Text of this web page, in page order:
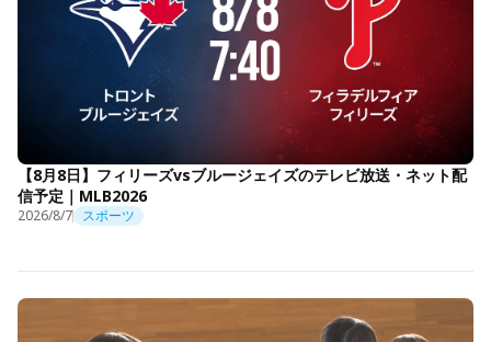
【8月8日】フィリーズvsブルージェイズのテレビ放送・ネット配
信予定｜MLB2026
2026/8/7 スポーツ